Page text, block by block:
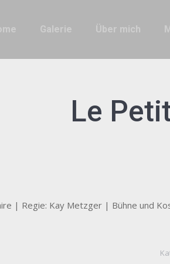
Galerie Über mich
Le
| Regie: Kay Metzger | Bühne und